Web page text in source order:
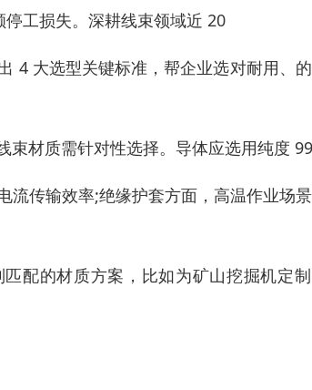
工损失。深耕线束领域近 20
4 大选型关键标准，帮企业选对耐用、
材质需针对性选择。导体应选用纯度
流传输效率;绝缘护套方面，高温作业场
配的材质方案，比如为矿山挖掘机定